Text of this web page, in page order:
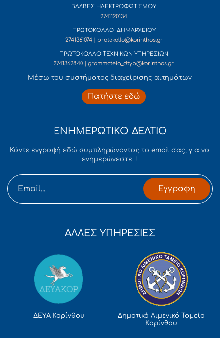
ΒΛΑΒΕΣ ΗΛΕΚΤΡΟΦΩΤΙΣΜΟΥ
2741120134
ΠΡΩΤΟΚΟΛΛΟ ΔΗΜΑΡΧΕΙΟΥ
2741361074 | protokollo@korinthos.gr
ΠΡΩΤΟΚΟΛΛΟ ΤΕΧΝΙΚΩΝ ΥΠΗΡΕΣΙΩΝ
2741362840 | grammateia_dtyp@korinthos.gr
Mέσω του συστήματος διαχείρισης αιτημάτων
Πατήστε εδώ
ΕΝΗΜΕΡΩΤΙΚΟ ΔΕΛΤΙΟ
Κάντε εγγραφή εδώ συμπληρώνοντας το email σας, για να
ενημερώνεστε !
Εγγραφή
ΑΛΛΕΣ ΥΠΗΡΕΣΙΕΣ
ΔΕΥΑ Κορίνθου
Δημοτικό Λιμενικό Ταμείο
Κορίνθου